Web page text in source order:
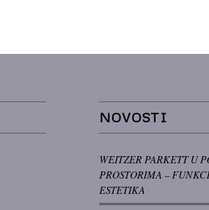
NOVOSTI
WEITZER PARKETT U
PROSTORIMA –
ESTETIKA